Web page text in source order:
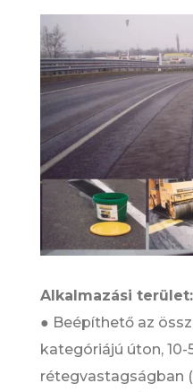
Alkalmazási terület:
● Beépíthető az
kategóriájú úton, 10-
rétegvastagságban